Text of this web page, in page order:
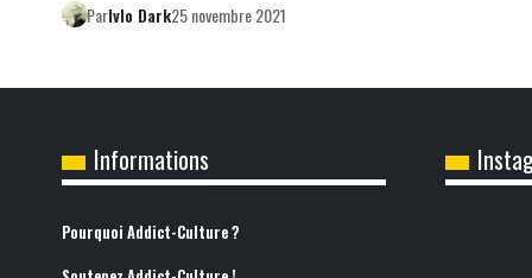
ParIvlo Dark25 novembre 2021
Informations
Pourquoi Addict-Culture ?